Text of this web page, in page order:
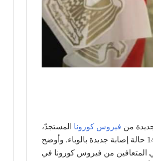
فيروس كورونا المستجدّ،
وخروجها من مستشفيات العزل والحجر الصحي، فيما تم تسجيل 1497 حالة إصابة جديدة بالوباء. وأوضح
المتعافين من فيروس كورونا في